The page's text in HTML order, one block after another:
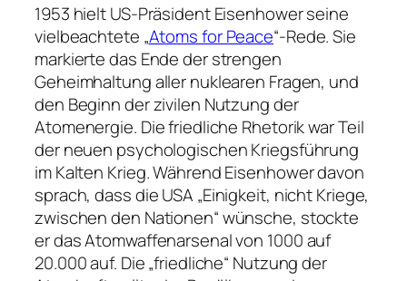
1953 hielt US-Präsident Eisenhower seine
vielbeachtete „Atoms for Peace“-Rede. Sie
markierte das Ende der strengen
Geheimhaltung aller nuklearen Fragen, und
den Beginn der zivilen Nutzung der
Atomenergie. Die friedliche Rhetorik war Teil
der neuen psychologischen Kriegsführung
im Kalten Krieg. Während Eisenhower davon
sprach, dass die USA „Einigkeit, nicht Kriege,
zwischen den Nationen“ wünsche, stockte
er das Atomwaffenarsenal von 1000 auf
20.000 auf. Die „friedliche“ Nutzung der